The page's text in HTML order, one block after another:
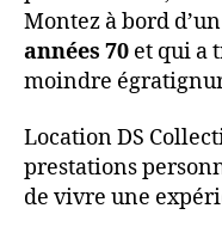
Montez à bord
années 70 et qui a
moindre
Location DS
prestations
de vivre une